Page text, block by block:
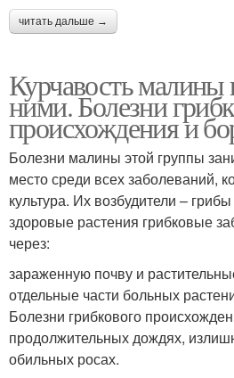
читать дальше →
Курчавость малины
ними. Болезни
происхождения и
Болезни малины этой группы
место среди всех заболеваний,
культура. Их возбудители –
здоровые растения грибковые
через:
зараженную почву и
отдельные части больных
Болезни грибкового
продолжительных дождях,
обильных росах.